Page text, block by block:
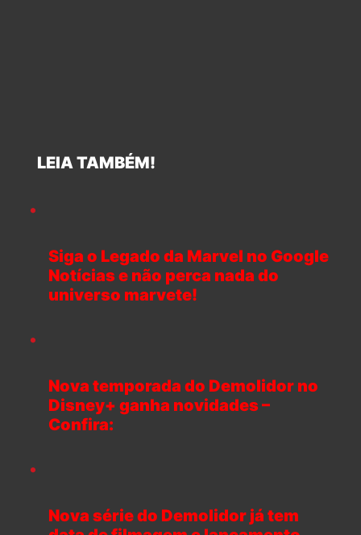
LEIA TAMBÉM!
Siga o Legado da Marvel no Google
Notícias e não perca nada do
universo marvete!
Nova temporada do Demolidor no
Disney+ ganha novidades –
Confira:
Nova série do Demolidor já tem